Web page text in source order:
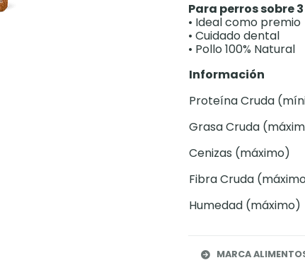
Para perros sobre
• Ideal como premio
• Cuidado dental
• Pollo 100% Natural
Información
Proteína Cruda
Grasa Cruda
Cenizas (máximo)
Fibra Cruda
Humedad (máximo)
MARCA